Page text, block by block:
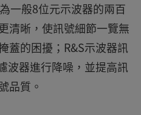
一般8位元示波器的兩百
清晰，使訊號細節一覽無
蓋的困擾；R&S示波器訊
波器進行降噪，並提高訊
品質。